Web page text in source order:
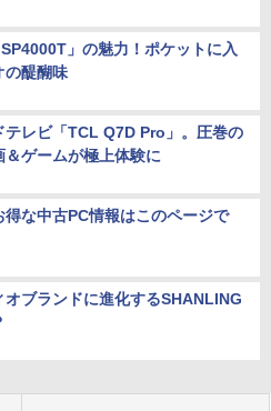
」の魅力！ポケットに入
の醍醐味
テレビ「TCL Q7D Pro」。圧巻の
＆ゲームが極上体験に
得な中古PC情報はこのページで
オブランドに進化するSHANLING